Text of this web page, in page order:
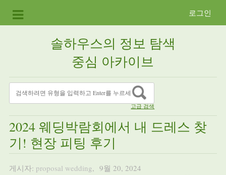
로그인
솔하우스의 정보 탐색
중심 아카이브
고급 검색
2024 웨딩박람회에서 내 드레스 찾
기! 현장 피팅 후기
게시자: proposal wedding, 9월 20, 2024